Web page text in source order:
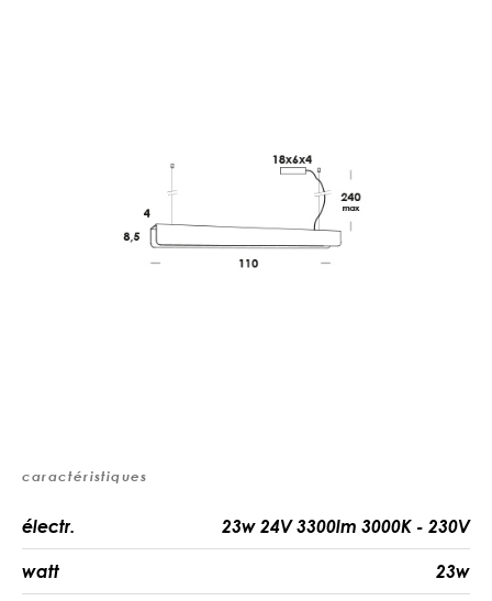
caractéristiques
électr. 23w 24V 3300lm 3000K - 230V
watt 23w